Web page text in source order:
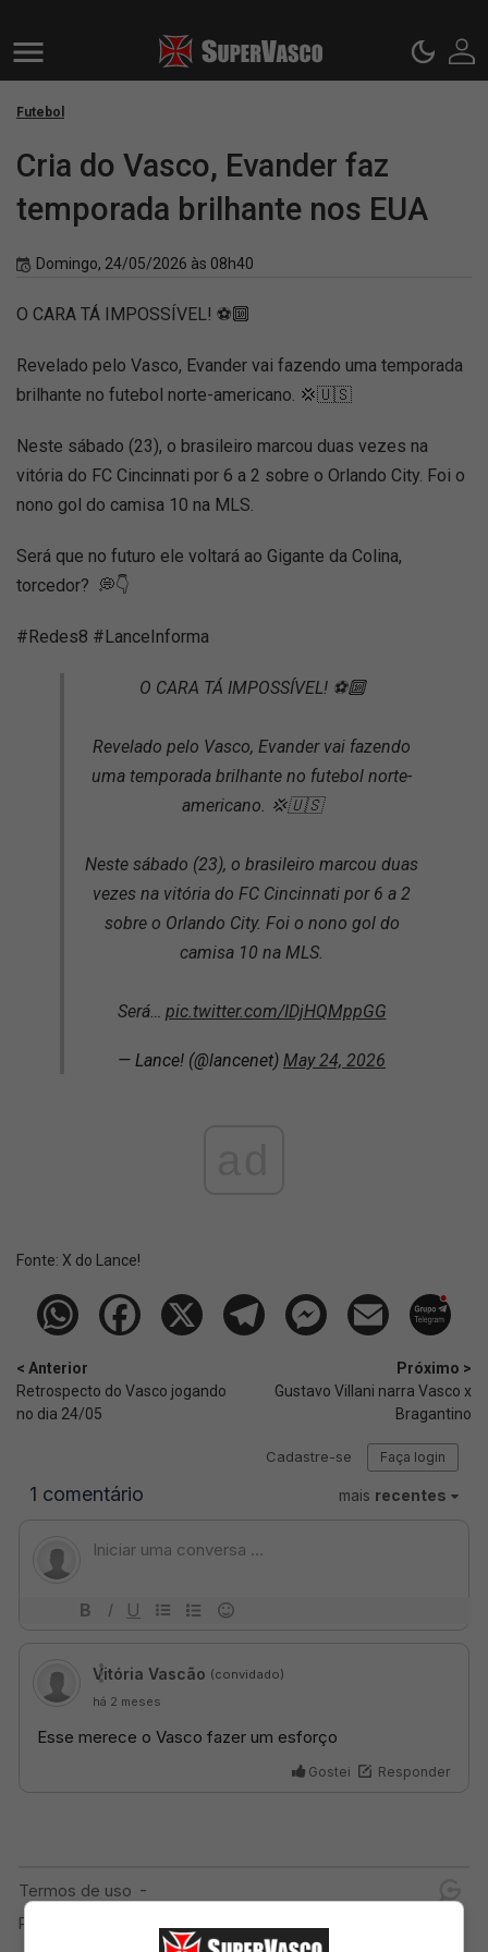
Futebol
Cria do Vasco, Evander faz
temporada brilhante nos EUA
Domingo, 24/05/2026 às 08h40
O CARA TÁ IMPOSSÍVEL! ⚽🔟
Revelado pelo Vasco, Evander vai fazendo uma temporada
brilhante no futebol norte-americano. 💢🇺🇸
Neste sábado (23), o brasileiro marcou duas vezes na
vitória do FC Cincinnati por 6 a 2 sobre o Orlando City. Foi o
nono gol do camisa 10 na MLS.
Será que no futuro ele voltará ao Gigante da Colina,
torcedor? 💭👇
#Redes8 #LanceInforma
O CARA TÁ IMPOSSÍVEL! ⚽🔟
Revelado pelo Vasco, Evander vai fazendo
uma temporada brilhante no futebol norte-
americano. 💢🇺🇸
Neste sábado (23), o brasileiro marcou duas
vezes na vitória do FC Cincinnati por 6 a 2
sobre o Orlando City. Foi o nono gol do
camisa 10 na MLS.
Será… pic.twitter.com/IDjHQMppGG
— Lance! (@lancenet) May 24, 2026
Fonte: X do Lance!
< Anterior
Retrospecto do Vasco jogando
no dia 24/05
Próximo >
Gustavo Villani narra Vasco x
Bragantino